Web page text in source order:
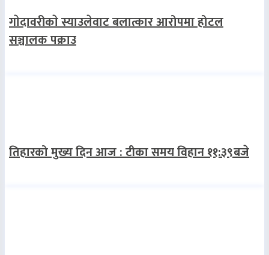
गाेदावरीकाे स्याउलेवाट बलात्कार आरोपमा होटल
सञ्चालक पक्राउ
तिहारको मुख्य दिन आज : टीका समय विहान ११:३९बजे